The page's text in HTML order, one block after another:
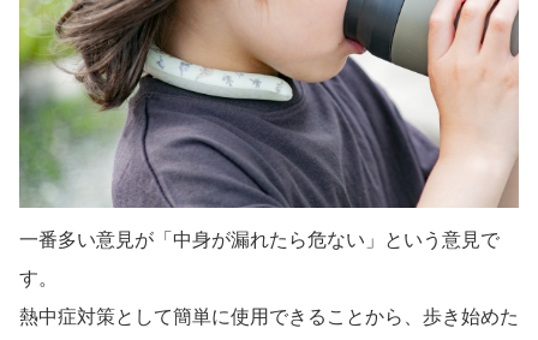
一番多い意見が「中身が漏れたら危ない」という意見で
す。
熱中症対策として簡単に使用できることから、歩き始めた